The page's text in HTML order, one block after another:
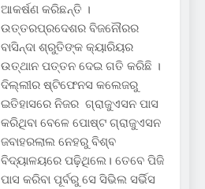
ଆକର୍ଷଣ କରିଛନ୍ତି ।
ଉତ୍ତରପ୍ରଦେଶର ବିଜନୌରର
ବାସିନ୍ଦା ଶ୍ରୁତିଙ୍କ କ୍ୟାରିୟର
ଉତ୍ଥାନ ପତ୍ତନ ଦେଇ ଗତି କରିଛି ।
ଦିଲ୍ଲୀର ଷ୍ଟିଫେନସ କଲେଜରୁ
ଇତିହାସରେ ନିଜର ଗ୍ରାଜୁଏସନ ପାସ
କରିଥିବା ବେଳେ ପୋଷ୍ଟ ଗ୍ରାଜୁଏସନ
ଜବାହରଲାଲ ନେହରୁ ବିଶ୍ବ
ବିଦ୍ୟାଳୟରେ ପଢ଼ିଥିଲେ। ତେବେ ପିଜି
ପାସ କରିବା ପୂର୍ବରୁ ସେ ସିଭିଲ ସର୍ଭିସ